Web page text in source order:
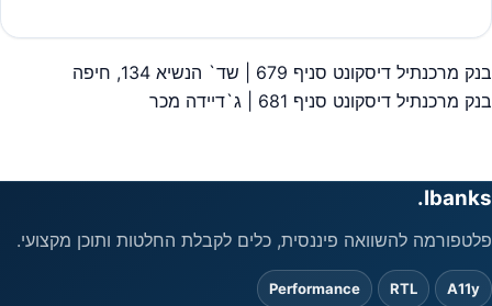
ניווט
בנק מרכנתיל דיסקונט סניף 679 | שד` הנשיא 134, חיפה
בנק מרכנתיל דיסקונט סניף 681 | ג`דיידה מכר
Ibanks.
פלטפורמה להשוואה פיננסית, כלים לקבלת החלטות ותוכן מקצועי.
A11y
RTL
Performance